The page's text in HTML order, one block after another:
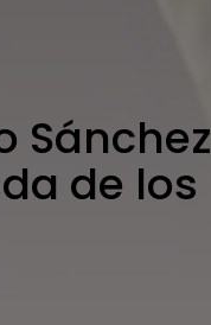
Sánchez
de los